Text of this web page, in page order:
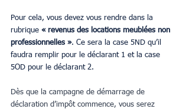
Pour cela, vous devez vous rendre dans la
rubrique « revenus des locations meublées non
professionnelles ». Ce sera la case 5ND qu’il
faudra remplir pour le déclarant 1 et la case
5OD pour le déclarant 2.
Dès que la campagne de démarrage de
déclaration d’impôt commence, vous serez